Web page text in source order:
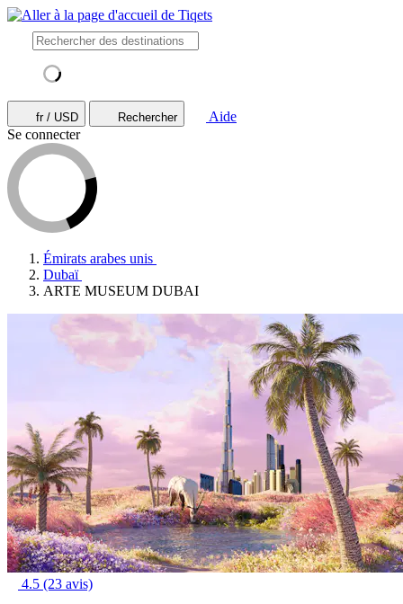
fr / USD Rechercher
Aide
Se connecter
Émirats arabes unis
Dubaï
ARTE MUSEUM DUBAI
4.5 (23 avis)